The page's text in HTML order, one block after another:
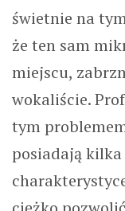
świetnie na
że ten sam
miejscu,
wokaliście.
tym
posiadają